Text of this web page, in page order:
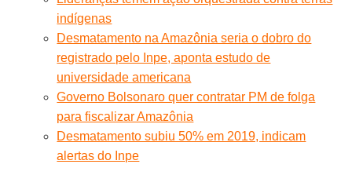
indígenas
Desmatamento na Amazônia seria o dobro do
registrado pelo Inpe, aponta estudo de
universidade americana
Governo Bolsonaro quer contratar PM de folga
para fiscalizar Amazônia
Desmatamento subiu 50% em 2019, indicam
alertas do Inpe